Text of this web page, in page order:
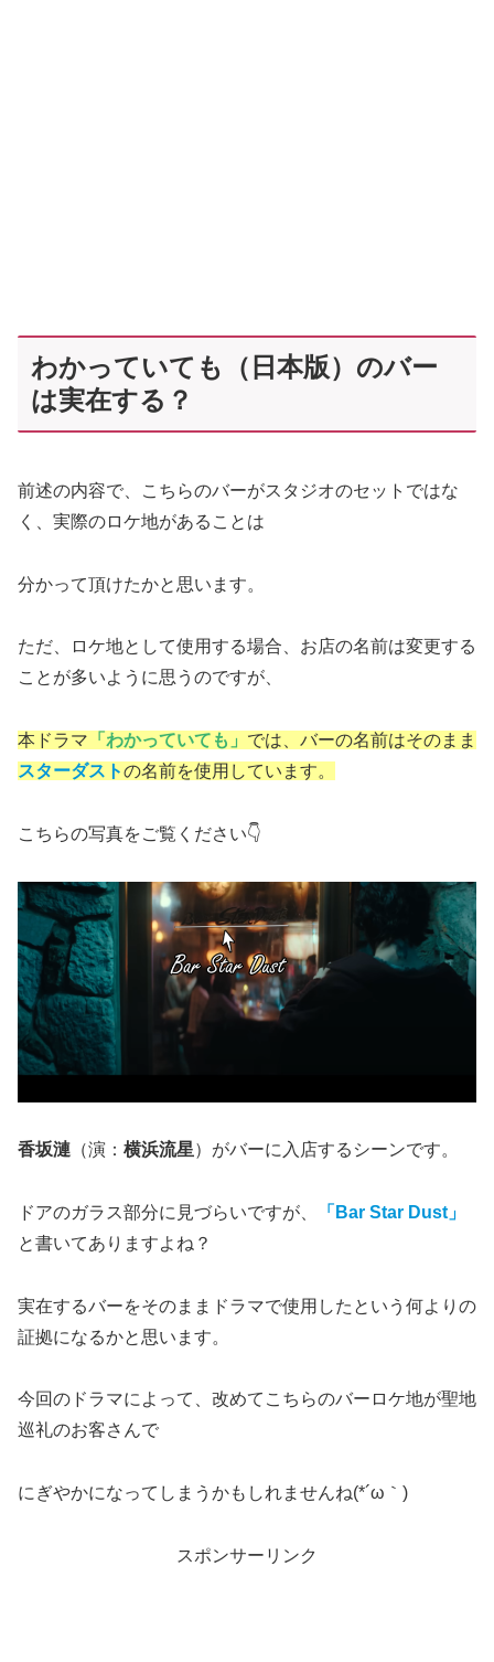
わかっていても（日本版）のバー
は実在する？
前述の内容で、こちらのバーがスタジオのセットではな
く、実際のロケ地があることは
分かって頂けたかと思います。
ただ、ロケ地として使用する場合、お店の名前は変更する
ことが多いように思うのですが、
本ドラマ 「わかっていても」 では、バーの名前はそのまま
スターダストの名前を使用しています。
こちらの写真をご覧ください👇
香坂漣 （演： 横浜流星）がバーに入店するシーンです。
ドアのガラス部分に見づらいですが、
「Bar Star Dust」
と書いてありますよね？
実在するバーをそのままドラマで使用したという何よりの
証拠になるかと思います。
今回のドラマによって、改めてこちらのバーロケ地が聖地
巡礼のお客さんで
にぎやかになってしまうかもしれませんね(*´ω｀)
スポンサーリンク